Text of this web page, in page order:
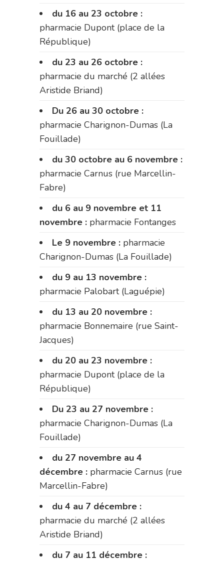
du 16 au 23 octobre :
pharmacie Dupont (place de la
République)
du 23 au 26 octobre :
pharmacie du marché (2 allées
Aristide Briand)
Du 26 au 30 octobre :
pharmacie Charignon-Dumas (La
Fouillade)
du 30 octobre au 6 novembre :
pharmacie Carnus (rue Marcellin-
Fabre)
du 6 au 9 novembre et 11
novembre : pharmacie Fontanges
Le 9 novembre : pharmacie
Charignon-Dumas (La Fouillade)
du 9 au 13 novembre :
pharmacie Palobart (Laguépie)
du 13 au 20 novembre :
pharmacie Bonnemaire (rue Saint-
Jacques)
du 20 au 23 novembre :
pharmacie Dupont (place de la
République)
Du 23 au 27 novembre :
pharmacie Charignon-Dumas (La
Fouillade)
du 27 novembre au 4
décembre : pharmacie Carnus (rue
Marcellin-Fabre)
du 4 au 7 décembre :
pharmacie du marché (2 allées
Aristide Briand)
du 7 au 11 décembre :